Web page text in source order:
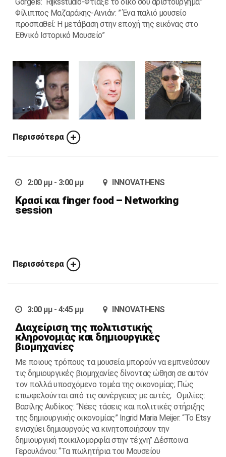
Φίλιππος Μαζαράκης-Αινιάν: ” Ένα παλιό μουσείο
προσπαθεί: Η μετάβαση στην εποχή της εικόνας στο
Εθνικό Ιστορικό Μουσείο”
Περισσότερα
2:00 μμ - 3:00 μμ INNOVATHENS
Κρασί και finger food – Networking
session
Περισσότερα
3:00 μμ - 4:45 μμ INNOVATHENS
Διαχείριση της πολιτιστικής
κληρονομιάς και δημιουργικές
βιομηχανίες
Με ποιους τρόπους τα μουσεία μπορούν να εμπνεύσουν
τις δημιουργικές βιομηχανίες δίνοντας ώθηση σε αυτόν
τον πολλά υποσχόμενο τομέα της οικονομίας; Πώς
επωφελούνται από τις συνέργειες με αυτές; Ομιλίες:
Βασίλης Αυδίκος: “Νέες τάσεις και πολιτικές στήριξης
της δημιουργικής οικονομίας” Ingrid Maria Meijer: “Το Etsy
ενισχύει δημιουργούς να κινητοποιήσουν την
δημιουργική ποικιλομορφία στην τέχνη” Δέσποινα
Γερουλάνου: “Τα πωλητήρια του Μουσείου